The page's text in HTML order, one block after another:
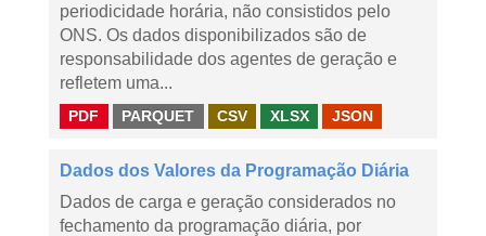
periodicidade horária, não consistidos pelo
ONS. Os dados disponibilizados são de
responsabilidade dos agentes de geração e
refletem uma...
PDF PARQUET CSV XLSX JSON
Dados dos Valores da Programação Diária
Dados de carga e geração considerados no
fechamento da programação diária, por